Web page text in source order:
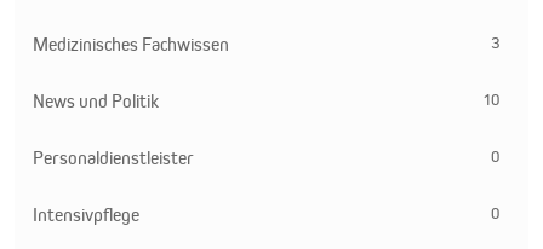
Medizinisches Fachwissen 3
News und Politik 10
Personaldienstleister 0
Intensivpflege 0